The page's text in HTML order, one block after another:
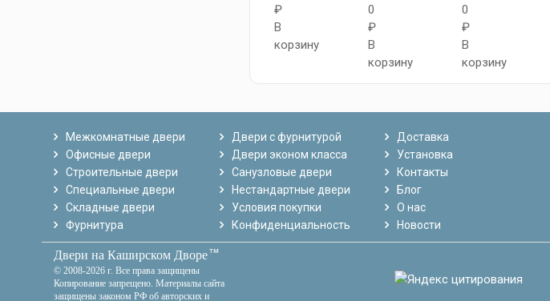
₽
В
корзину
0
₽
В
корзину
0
₽
В
корзину
Межкомнатные двери
Офисные двери
Строительные двери
Специальные двери
Складные двери
Фурнитура
Двери с фурнитурой
Двери эконом класса
Санузловые двери
Нестандартные двери
Условия покупки
Конфиденциальность
Доставка
Установка
Контакты
Блог
О нас
Новости
Двери на Каширском Дворетм
© 2008-2026 г. Все права защищены
Копирование запрещено. Материалы сайта
защищены законом РФ об авторских и